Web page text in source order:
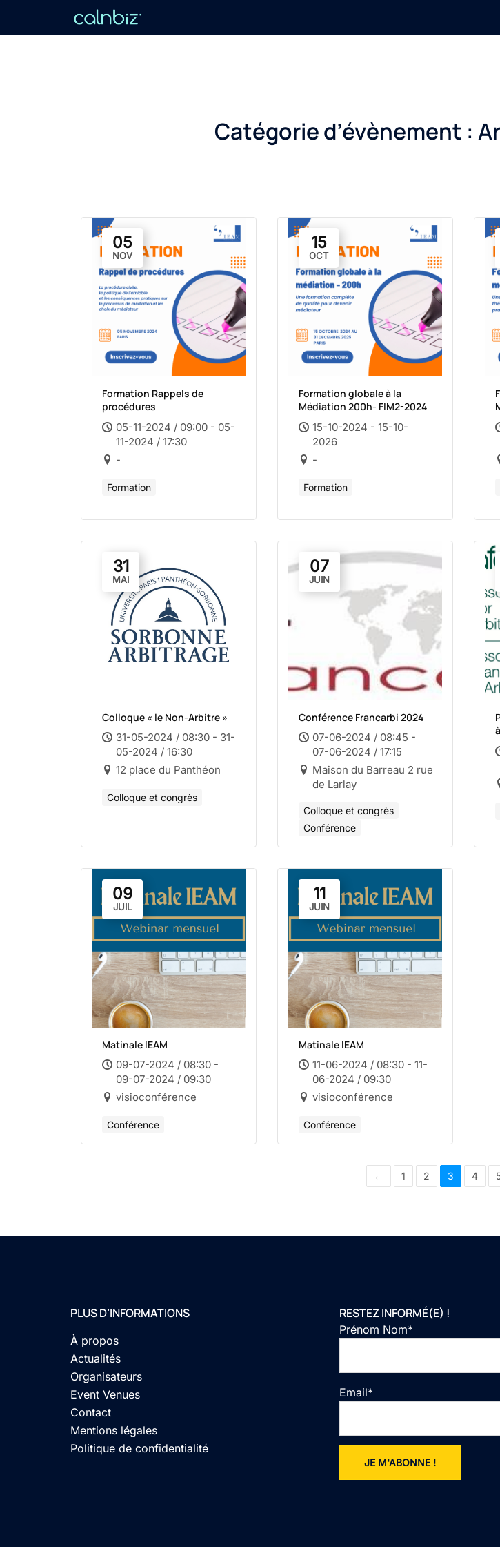
Catégorie d’évènement :
05
NOV
Formation Rappels de
procédures
05-11-2024 / 09:00 - 05-
11-2024 / 17:30
-
Formation
15
OCT
Formation globale à la
Médiation 200h- FIM2-2024
15-10-2024 - 15-10-
2026
-
Formation
31
MAI
Colloque « le Non-Arbitre »
31-05-2024 / 08:30 - 31-
05-2024 / 16:30
12 place du Panthéon
Colloque et congrès
07
JUIN
Conférence Francarbi 2024
07-06-2024 / 08:45 -
07-06-2024 / 17:15
Maison du Barreau 2 rue
de Larlay
Colloque et congrès
Conférence
09
JUIL
Matinale IEAM
09-07-2024 / 08:30 -
09-07-2024 / 09:30
visioconférence
Conférence
11
JUIN
Matinale IEAM
11-06-2024 / 08:30 - 11-
06-2024 / 09:30
visioconférence
Conférence
← 1 2 3 4
PLUS D’INFORMATIONS
À propos
Actualités
Organisateurs
Event Venues
Contact
Mentions légales
Politique de confidentialité
RESTEZ INFORMÉ(E) !
Prénom Nom*
Email*